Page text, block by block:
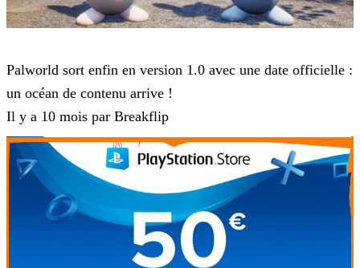
Palworld sort enfin en version 1.0 avec une date officielle :
un océan de contenu arrive !
Il y a 10 mois par Breakflip